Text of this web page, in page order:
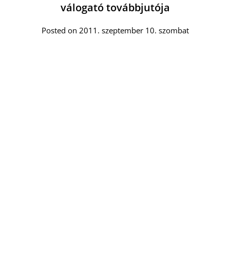
válogató továbbjutója
Posted on 2011. szeptember 10. szombat